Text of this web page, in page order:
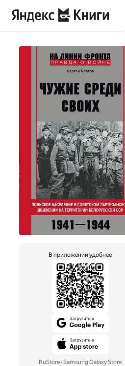
В приложении удобнее
RuStore· Samsung Galaxy Store